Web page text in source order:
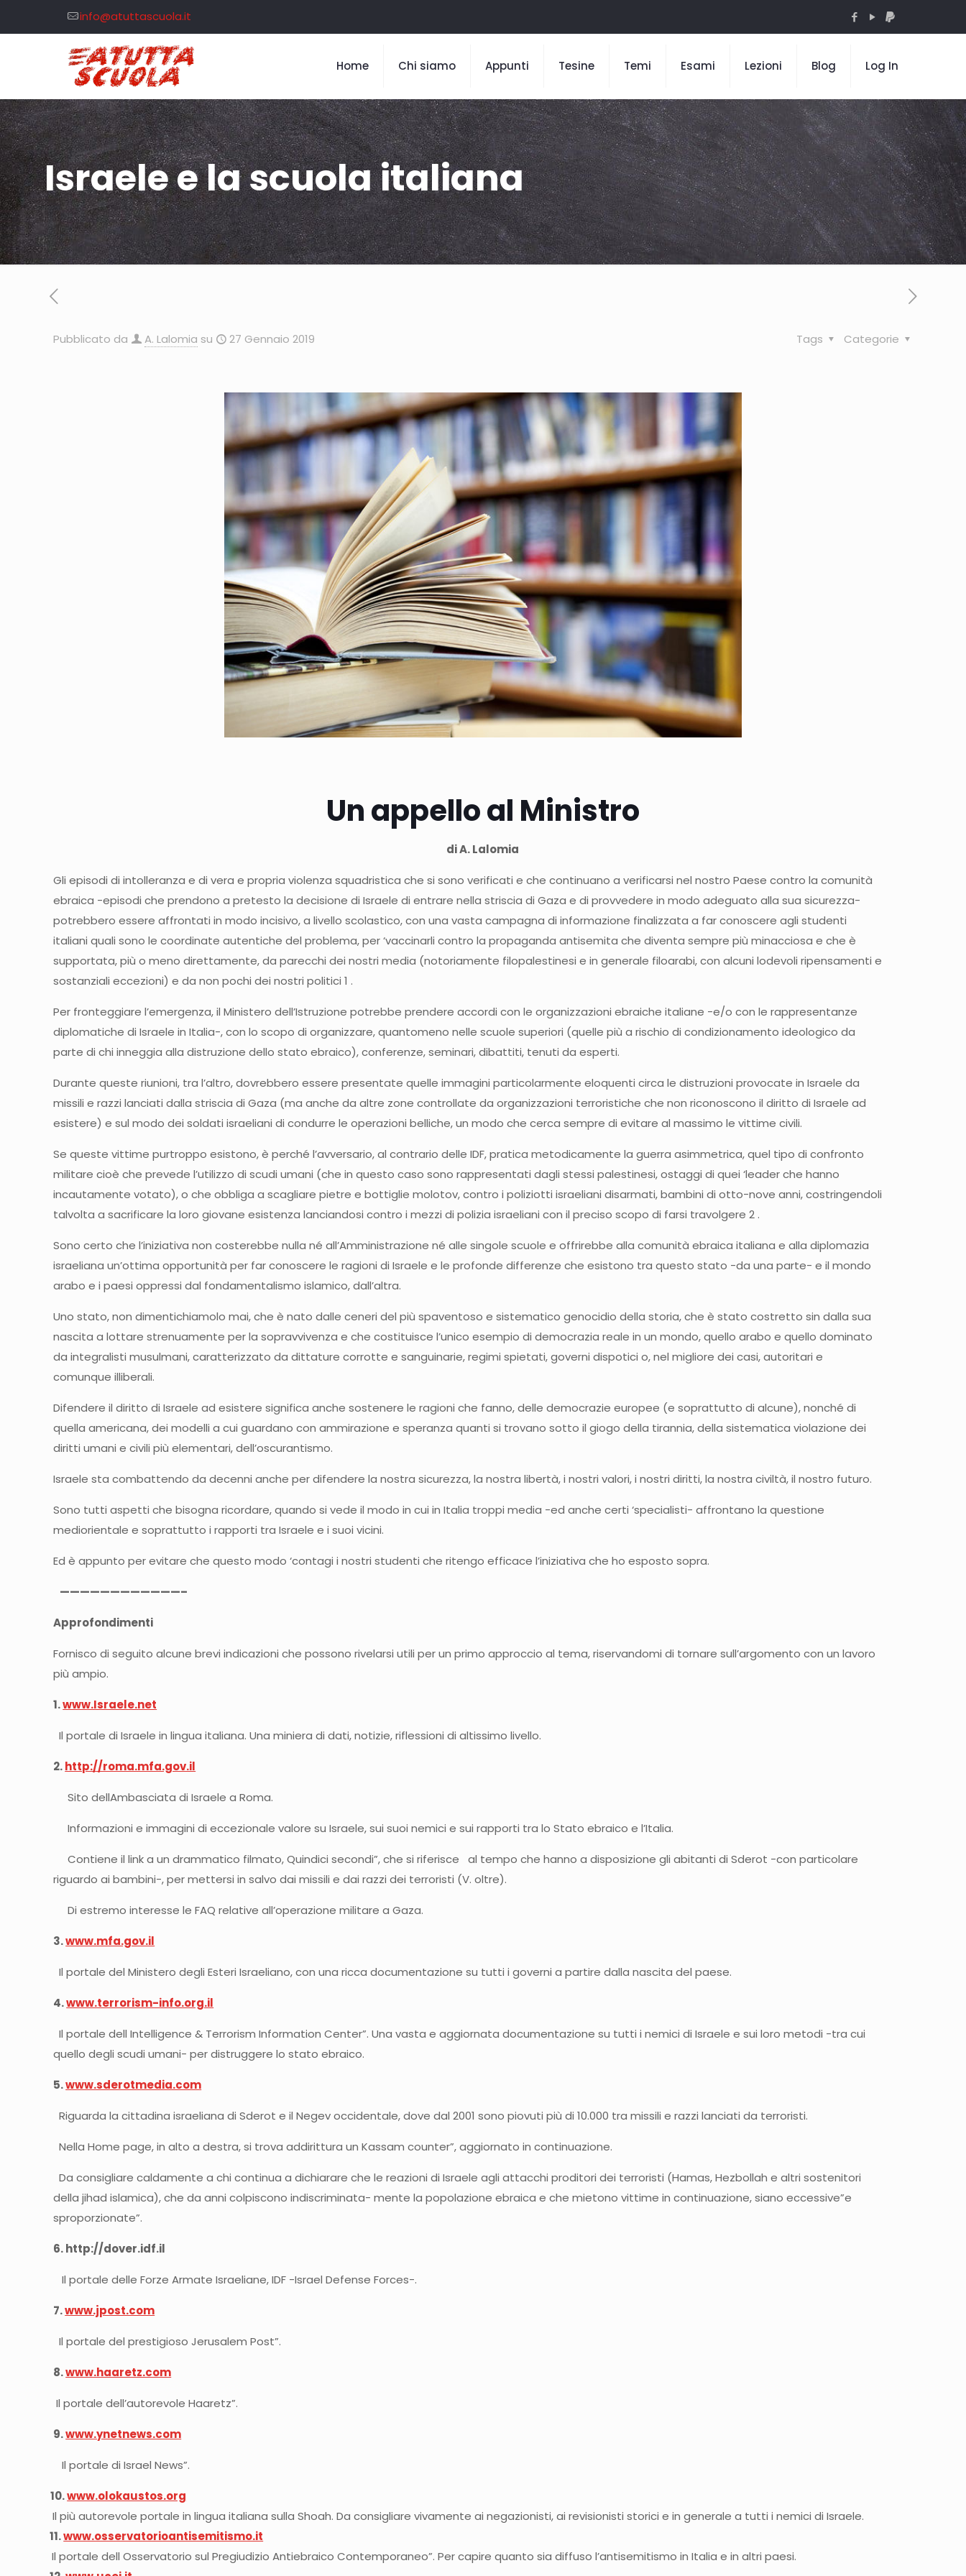
info@atuttascuola.it
Home Chi siamo Appunti Tesine Temi Esami Lezioni Blog Log In
Israele e la scuola italiana
Pubblicato da A. Lalomia su 27 Gennaio 2019 Categorie
Tags
Un appello al Ministro
di A. Lalomia
Gli episodi di intolleranza e di vera e propria violenza squadristica che si sono verificati e che continuano a verificarsi nel nostro Paese contro la comunità
ebraica -episodi che prendono a pretesto la decisione di Israele di entrare nella striscia di Gaza e di provvedere in modo adeguato alla sua sicurezza-
potrebbero essere affrontati in modo incisivo, a livello scolastico, con una vasta campagna di informazione finalizzata a far conoscere agli studenti
italiani quali sono le coordinate autentiche del problema, per ‘vaccinarli contro la propaganda antisemita che diventa sempre più minacciosa e che è
supportata, più o meno direttamente, da parecchi dei nostri media (notoriamente filopalestinesi e in generale filoarabi, con alcuni lodevoli ripensamenti e
sostanziali eccezioni) e da non pochi dei nostri politici 1 .
Per fronteggiare l’emergenza, il Ministero dell’Istruzione potrebbe prendere accordi con le organizzazioni ebraiche italiane -e/o con le rappresentanze
diplomatiche di Israele in Italia-, con lo scopo di organizzare, quantomeno nelle scuole superiori (quelle più a rischio di condizionamento ideologico da
parte di chi inneggia alla distruzione dello stato ebraico), conferenze, seminari, dibattiti, tenuti da esperti.
Durante queste riunioni, tra l’altro, dovrebbero essere presentate quelle immagini particolarmente eloquenti circa le distruzioni provocate in Israele da
missili e razzi lanciati dalla striscia di Gaza (ma anche da altre zone controllate da organizzazioni terroristiche che non riconoscono il diritto di Israele ad
esistere) e sul modo dei soldati israeliani di condurre le operazioni belliche, un modo che cerca sempre di evitare al massimo le vittime civili.
Se queste vittime purtroppo esistono, è perché l’avversario, al contrario delle IDF, pratica metodicamente la guerra asimmetrica, quel tipo di confronto
militare cioè che prevede l’utilizzo di scudi umani (che in questo caso sono rappresentati dagli stessi palestinesi, ostaggi di quei ‘leader che hanno
incautamente votato), o che obbliga a scagliare pietre e bottiglie molotov, contro i poliziotti israeliani disarmati, bambini di otto-nove anni, costringendoli
talvolta a sacrificare la loro giovane esistenza lanciandosi contro i mezzi di polizia israeliani con il preciso scopo di farsi travolgere 2 .
Sono certo che l’iniziativa non costerebbe nulla né all’Amministrazione né alle singole scuole e offrirebbe alla comunità ebraica italiana e alla diplomazia
israeliana un’ottima opportunità per far conoscere le ragioni di Israele e le profonde differenze che esistono tra questo stato -da una parte- e il mondo
arabo e i paesi oppressi dal fondamentalismo islamico, dall’altra.
Uno stato, non dimentichiamolo mai, che è nato dalle ceneri del più spaventoso e sistematico genocidio della storia, che è stato costretto sin dalla sua
nascita a lottare strenuamente per la sopravvivenza e che costituisce l’unico esempio di democrazia reale in un mondo, quello arabo e quello dominato
da integralisti musulmani, caratterizzato da dittature corrotte e sanguinarie, regimi spietati, governi dispotici o, nel migliore dei casi, autoritari e
comunque illiberali.
Difendere il diritto di Israele ad esistere significa anche sostenere le ragioni che fanno, delle democrazie europee (e soprattutto di alcune), nonché di
quella americana, dei modelli a cui guardano con ammirazione e speranza quanti si trovano sotto il giogo della tirannia, della sistematica violazione dei
diritti umani e civili più elementari, dell’oscurantismo.
Israele sta combattendo da decenni anche per difendere la nostra sicurezza, la nostra libertà, i nostri valori, i nostri diritti, la nostra civiltà, il nostro futuro.
Sono tutti aspetti che bisogna ricordare, quando si vede il modo in cui in Italia troppi media -ed anche certi ‘specialisti- affrontano la questione
mediorientale e soprattutto i rapporti tra Israele e i suoi vicini.
Ed è appunto per evitare che questo modo ‘contagi i nostri studenti che ritengo efficace l’iniziativa che ho esposto sopra.
————————————–
Approfondimenti
Fornisco di seguito alcune brevi indicazioni che possono rivelarsi utili per un primo approccio al tema, riservandomi di tornare sull’argomento con un lavoro
più ampio.
1.www.Israele.net
Il portale di Israele in lingua italiana. Una miniera di dati, notizie, riflessioni di altissimo livello.
2.http://roma.mfa.gov.il
Sito dellAmbasciata di Israele a Roma.
Informazioni e immagini di eccezionale valore su Israele, sui suoi nemici e sui rapporti tra lo Stato ebraico e l’Italia.
Contiene il link a un drammatico filmato, Quindici secondi”, che si riferisce al tempo che hanno a disposizione gli abitanti di Sderot -con particolare
riguardo ai bambini-, per mettersi in salvo dai missili e dai razzi dei terroristi (V. oltre).
Di estremo interesse le FAQ relative all’operazione militare a Gaza.
3.www.mfa.gov.il
Il portale del Ministero degli Esteri Israeliano, con una ricca documentazione su tutti i governi a partire dalla nascita del paese.
4.www.terrorism-info.org.il
Il portale dell Intelligence & Terrorism Information Center”. Una vasta e aggiornata documentazione su tutti i nemici di Israele e sui loro metodi -tra cui
quello degli scudi umani- per distruggere lo stato ebraico.
5.www.sderotmedia.com
Riguarda la cittadina israeliana di Sderot e il Negev occidentale, dove dal 2001 sono piovuti più di 10.000 tra missili e razzi lanciati da terroristi.
Nella Home page, in alto a destra, si trova addirittura un Kassam counter”, aggiornato in continuazione.
Da consigliare caldamente a chi continua a dichiarare che le reazioni di Israele agli attacchi proditori dei terroristi (Hamas, Hezbollah e altri sostenitori
della jihad islamica), che da anni colpiscono indiscriminata- mente la popolazione ebraica e che mietono vittime in continuazione, siano eccessive”e
sproporzionate”.
6. http://dover.idf.il
Il portale delle Forze Armate Israeliane, IDF -Israel Defense Forces-.
7.www.jpost.com
Il portale del prestigioso Jerusalem Post”.
8.www.haaretz.com
Il portale dell’autorevole Haaretz”.
9.www.ynetnews.com
Il portale di Israel News”.
10.www.olokaustos.org
Il più autorevole portale in lingua italiana sulla Shoah. Da consigliare vivamente ai negazionisti, ai revisionisti storici e in generale a tutti i nemici di Israele.
11.www.osservatorioantisemitismo.it
Il portale dell Osservatorio sul Pregiudizio Antiebraico Contemporaneo”. Per capire quanto sia diffuso l’antisemitismo in Italia e in altri paesi.